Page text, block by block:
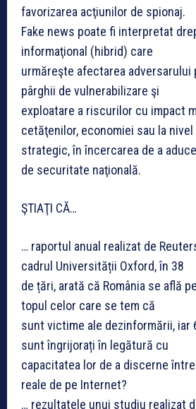
favorizarea acţiunilor de spionaj.
Fake news poate fi interpretat
informaţional (hibrid) care
urmăreşte afectarea adversarului
pârghii de vulnerabilizare şi
exploatare a riscurilor cu impact
cetăţenilor, economiei sau la nivel
strategic, în încercarea de a
de securitate naţională.
ŞTIAŢI CĂ…
… raportul anual realizat de
cadrul Universității Oxford, în 38
de țări, arată că România se află
topul celor care se tem că
sunt victime ale dezinformării, iar
sunt îngrijorați în legătură cu
capacitatea lor de a discerne
reale de pe Internet?
… rezultatele unui studiu realizat